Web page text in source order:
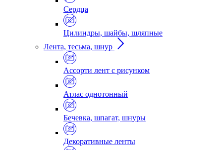
Сердца
Цилиндры, шайбы, шляпные
Лента, тесьма, шнур
Ассорти лент с рисунком
Атлас однотонный
Бечевка, шпагат, шнуры
Декоративные ленты